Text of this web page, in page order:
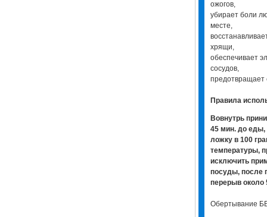
ожогов,
убирает боли
месте,
хрящи,
обеспечивает
сосудов,
предотвращает
Правила
Вовнутрь
45 мин. до еды,
ложку в 100
температуры,
исключить
посуды, после
перерыв около
Обертывание